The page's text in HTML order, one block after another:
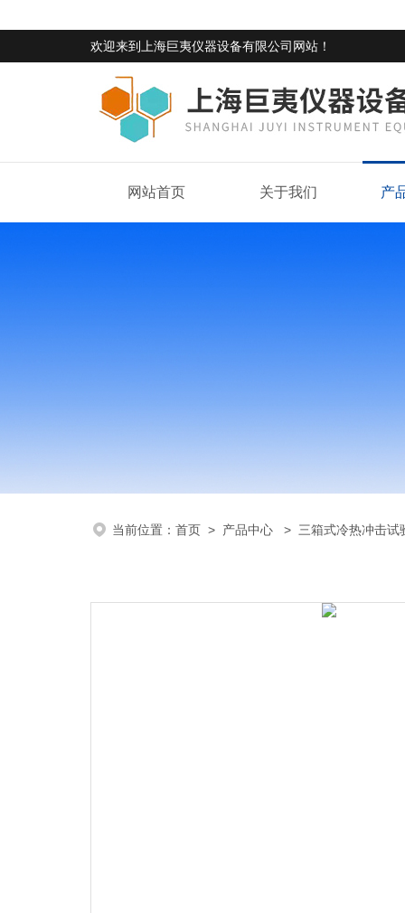
欢迎来到 上海巨夷仪器设备有限公司网站 ！
网站首页 关于我们 产
当前位置： 首页 > 产品中心 > 三箱式冷热冲击试